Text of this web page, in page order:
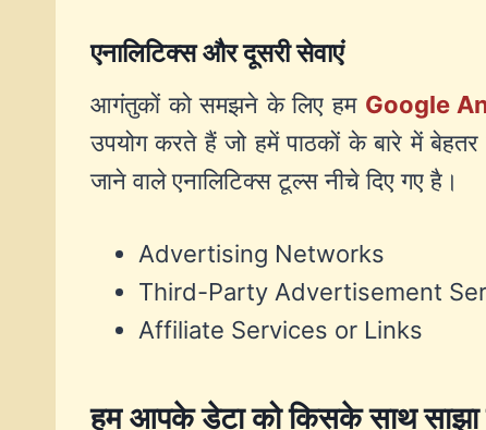
एनालिटिक्स और दूसरी सेवाएं
आगंतुकों को समझने के लिए हम Google
उपयोग करते हैं जो हमें पाठकों के बारे में
जाने वाले एनालिटिक्स टूल्स नीचे दिए गए है।
Advertising Networks
Third-Party Advertisement
Affiliate Services or Links
हम आपके डेटा को किसके साथ